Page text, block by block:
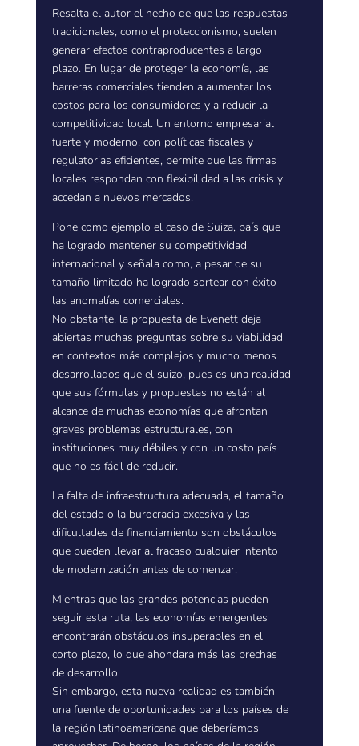
Resalta el autor el hecho de que las respuestas
tradicionales, como el proteccionismo, suelen
generar efectos contraproducentes a largo
plazo. En lugar de proteger la economía, las
barreras comerciales tienden a aumentar los
costos para los consumidores y a reducir la
competitividad local. Un entorno empresarial
fuerte y moderno, con políticas fiscales y
regulatorias eficientes, permite que las firmas
locales respondan con flexibilidad a las crisis y
accedan a nuevos mercados.
Pone como ejemplo el caso de Suiza, país que
ha logrado mantener su competitividad
internacional y señala como, a pesar de su
tamaño limitado ha logrado sortear con éxito
las anomalías comerciales.
No obstante, la propuesta de Evenett deja
abiertas muchas preguntas sobre su viabilidad
en contextos más complejos y mucho menos
desarrollados que el suizo, pues es una realidad
que sus fórmulas y propuestas no están al
alcance de muchas economías que afrontan
graves problemas estructurales, con
instituciones muy débiles y con un costo país
que no es fácil de reducir.
La falta de infraestructura adecuada, el tamaño
del estado o la burocracia excesiva y las
dificultades de financiamiento son obstáculos
que pueden llevar al fracaso cualquier intento
de modernización antes de comenzar.
Mientras que las grandes potencias pueden
seguir esta ruta, las economías emergentes
encontrarán obstáculos insuperables en el
corto plazo, lo que ahondara más las brechas
de desarrollo.
Sin embargo, esta nueva realidad es también
una fuente de oportunidades para los países de
la región latinoamericana que deberíamos